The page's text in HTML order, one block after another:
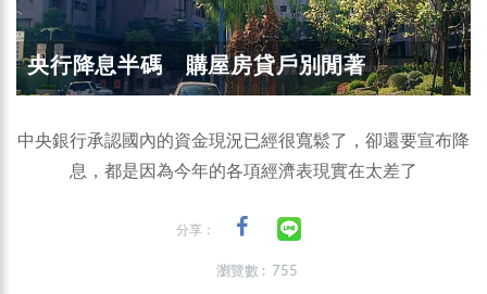
央行降息半碼 購屋房貸戶別閒著
中央銀行承認國內的資金現況已經很寬鬆了，卻還要宣布降
息，都是因為今年的各項經濟表現實在太差了
分享：
瀏覽數 : 755